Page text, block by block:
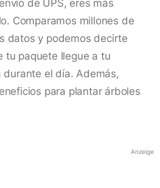
de UPS, eres más
Comparamos millones de
datos y podemos decirte
tu paquete llegue a tu
durante el día. Además,
para plantar árboles
Anzeige